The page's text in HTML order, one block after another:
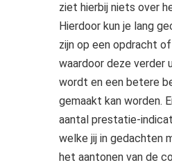
ziet hierbij niets over
Hierdoor kun je lang
zijn op een opdracht
waardoor deze verder
wordt en een betere
gemaakt kan worden.
aantal prestatie-
welke jij in gedachten
het aantonen van de